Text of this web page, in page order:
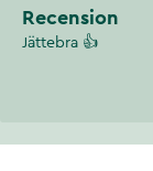
Recension
Jättebra 👍